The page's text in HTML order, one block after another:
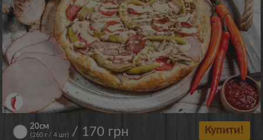
20см
(260 г / 4 шт) / 170 грн Купити!